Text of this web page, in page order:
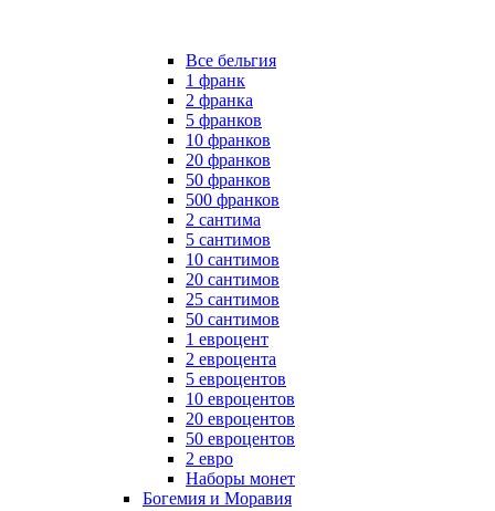
Все бельгия
1 франк
2 франка
5 франков
10 франков
20 франков
50 франков
500 франков
2 сантима
5 сантимов
10 сантимов
20 сантимов
25 сантимов
50 сантимов
1 евроцент
2 евроцента
5 евроцентов
10 евроцентов
20 евроцентов
50 евроцентов
2 евро
Наборы монет
Богемия и Моравия